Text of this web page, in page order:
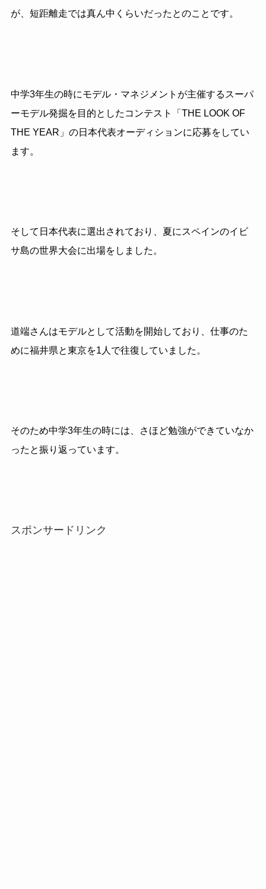
が、短距離走では真ん中くらいだったとのことです。
中学3年生の時にモデル・マネジメントが主催するスーパ
ーモデル発掘を目的としたコンテスト「THE LOOK OF
THE YEAR」の日本代表オーディションに応募をしてい
ます。
そして日本代表に選出されており、夏にスペインのイビ
サ島の世界大会に出場をしました。
道端さんはモデルとして活動を開始しており、仕事のた
めに福井県と東京を1人で往復していました。
そのため中学3年生の時には、さほど勉強ができていなか
ったと振り返っています。
スポンサードリンク